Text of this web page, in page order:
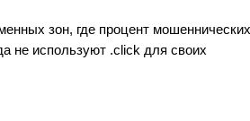
зон, где процент мошеннических
не используют .click для своих